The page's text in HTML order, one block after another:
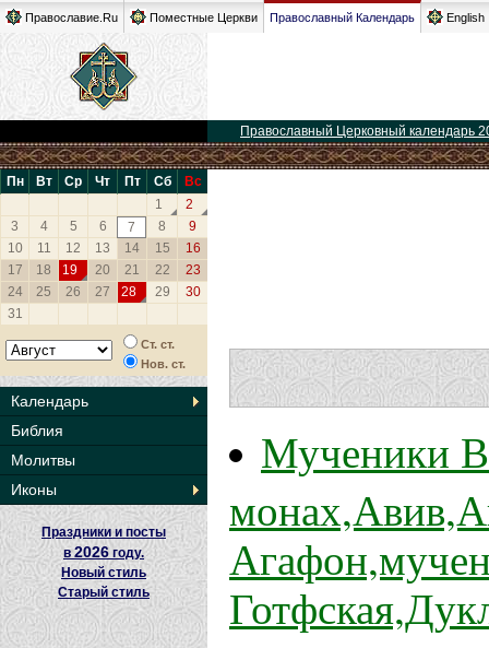
Православие.Ru Поместные Церкви Православный Календарь English
Православный Церковный календарь
Пн Вт Ср Чт Пт Сб
Вс
1
2
3
4 5 6 7 8
9
10
11 12 13 14 15
16
17
18 19 20 21 22
23
24
25 26 27 28 29
30
31
Ст. ст.
Нов. ст.
Календарь
Библия
Молитвы
Иконы
Праздники и посты
в2026 году.
Новый стиль
Старый стиль
Мученики